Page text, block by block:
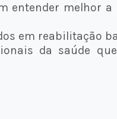
entender melhor
em reabilitação
da saúde